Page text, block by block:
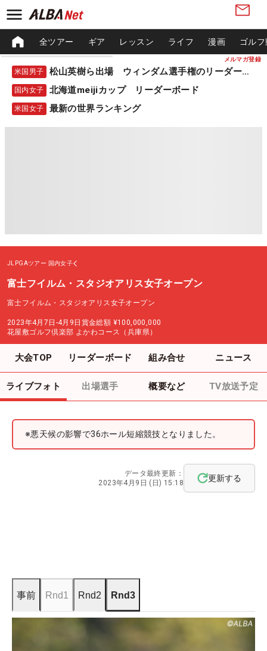
メルマガ登録
全ツアー ギア レッスン ライフ 漫画 ゴル
米国男子 松山英樹ら出場 ウィンダム選手権のリーダーボード
国内女子 北海道meijiカップ リーダーボード
米国女子 最新の世界ランキング
JLPGAツアー 国内女子
富士フイルム・スタジオアリス女子オープン
富士フイルム・スタジオアリス女子オープン
2023年4月7日-4月9日 賞金総額 ¥100,000,000
花屋敷ゴルフ倶楽部 よかわコース（兵庫県）
大会TOP リーダーボード 組み合せ ニュース
ライブフォト 出場選手 概要など TV放送予定
※悪天候の影響で36ホール短縮競技となりました。
データ最終更新：
2023年4月9日 (日) 15:18
更新する
事前 Rnd1 Rnd2 Rnd3